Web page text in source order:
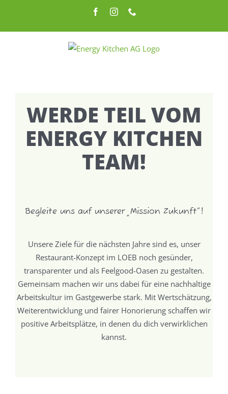
springen
FacebookInstagram
WERDE TEIL VOM
ENERGY KITCHEN
TEAM!
Begleite uns auf unserer „Mission Zukunft“!
Unsere Ziele für die nächsten Jahre sind es, unser
Restaurant-Konzept im LOEB noch gesünder,
transparenter und als Feelgood-Oasen zu gestalten.
Gemeinsam machen wir uns dabei für eine nachhaltige
Arbeitskultur im Gastgewerbe stark. Mit Wertschätzung,
Weiterentwicklung und fairer Honorierung schaffen wir
positive Arbeitsplätze, in denen du dich verwirklichen
kannst.